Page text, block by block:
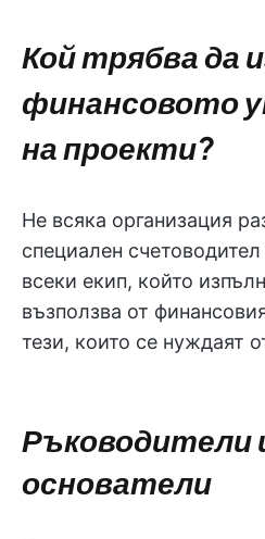
Кой трябва да
финансовото
на проекти?
Не всяка организация
специален
всеки екип, който
възползва от
тези, които се нуждаят
Ръководители
основатели